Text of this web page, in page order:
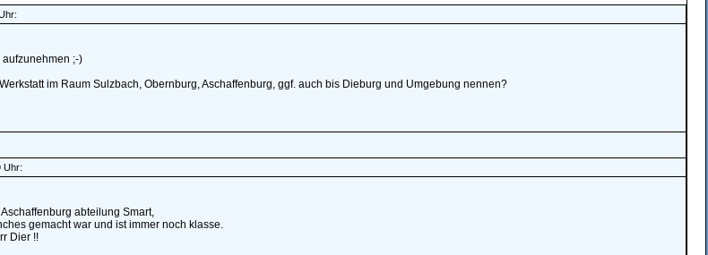
;-)
im Raum Sulzbach, Obernburg, Aschaffenburg, ggf. auch bis Dieburg und Umgebung nennen?
Uhr:
abteilung Smart,
gemacht war und ist immer noch klasse.
Dier !!